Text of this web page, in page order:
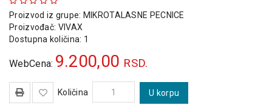
STAMPACI
I
OPREMA
KONVERTERI
ADAPTERI
NEGA
LICA
Proizvod iz grupe: MIKROTALASNE PECNICE
Proizvođač: VIVAX
Dostupna količina: 1
WebCena: 9.200,00 RSD.
Količina U korpu